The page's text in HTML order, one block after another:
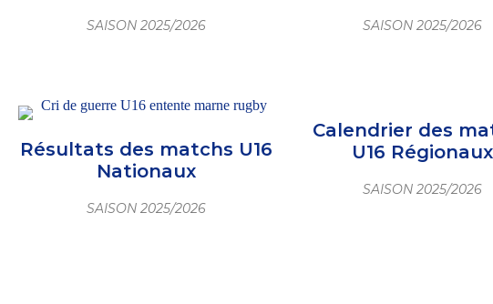
SAISON 2025/2026 SAISON 2025/2026
Résultats des matchs U16
Nationaux
SAISON 2025/2026
Calendrier des
U16 Régionaux
SAISON 2025/2026